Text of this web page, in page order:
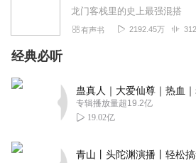
龙门客栈里的史上最强混搭
有声书 2192.45万 312
经典必听
专辑播放量超19.2亿
19.02亿